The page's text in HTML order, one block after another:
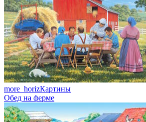
more_horizКартины
Обед на ферме